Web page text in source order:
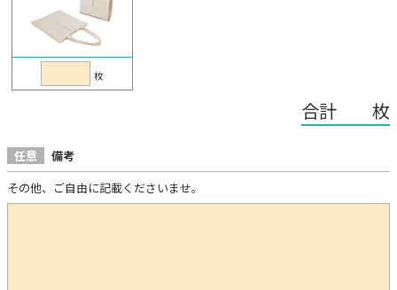
枚
合計 枚
任意
備考
その他、ご自由に記載くださいませ。